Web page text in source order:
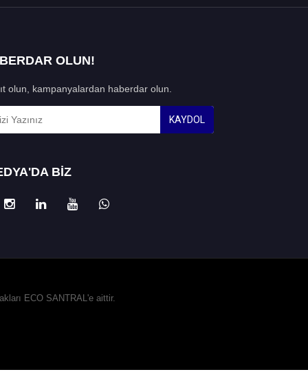
OLUN!
olun, kampanyalardan haberdar olun.
KAYDOL
BİZ
ECO SANTRAL'e aittir.